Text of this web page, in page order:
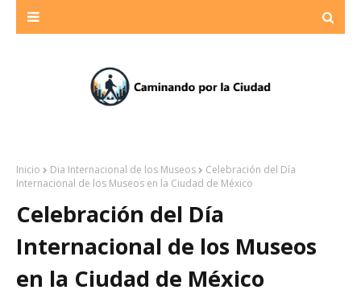
Inicio Dia Internacional de los Museos
Celebración del Día
Internacional de los Museos en la Ciudad de México
Celebración del Día
Internacional de los Museos
en la Ciudad de México